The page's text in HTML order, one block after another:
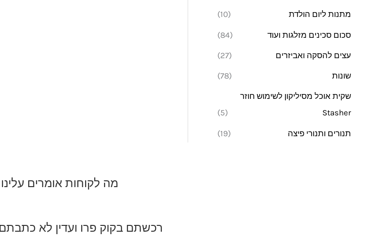
מתנות ליום הולדת (10)
סכום סכינים מזלגות ועוד (84)
עצים להסקה ואביזרים (27)
שונות (78)
שקית אוכל מסיליקון לשימוש חוזר
Stasher
(5)
תנורים ותנורי פיצה (19)
מה לקוחות אומרים עלינו
רכשתם בקוק פרו ועדין לא